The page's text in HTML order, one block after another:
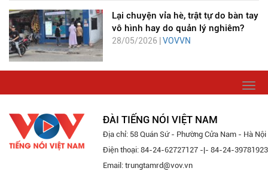
Lại chuyện vỉa hè, trật tự do bàn tay
vô hình hay do quản lý nghiêm?
28/05/2026 | VOVVN
ĐÀI TIẾNG NÓI VIỆT NAM
Địa chỉ: 58 Quán Sứ - Phường Cửa Nam - Hà Nội
Điện thoại: 84-24-62727127 -|- 84-24-39781923
Email: trungtamrd@vov.vn